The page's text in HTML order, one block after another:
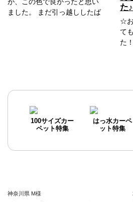
ました。 まだ引っ越ししたば
た♪
☆
て
た
100サイズカー
ペット特集
はっ水カーペ
ット特集
神奈川県 M様